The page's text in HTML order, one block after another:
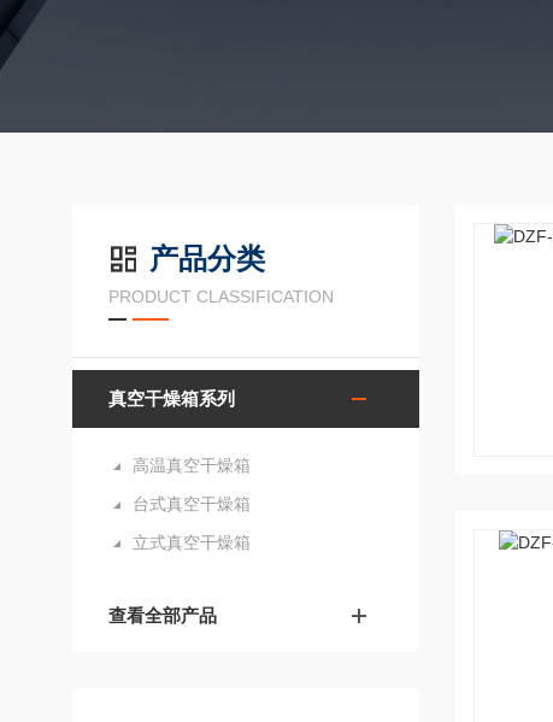
产品分类
PRODUCT CLASSIFICATION
真空干燥箱系列
高温真空干燥箱
台式真空干燥箱
立式真空干燥箱
查看全部产品